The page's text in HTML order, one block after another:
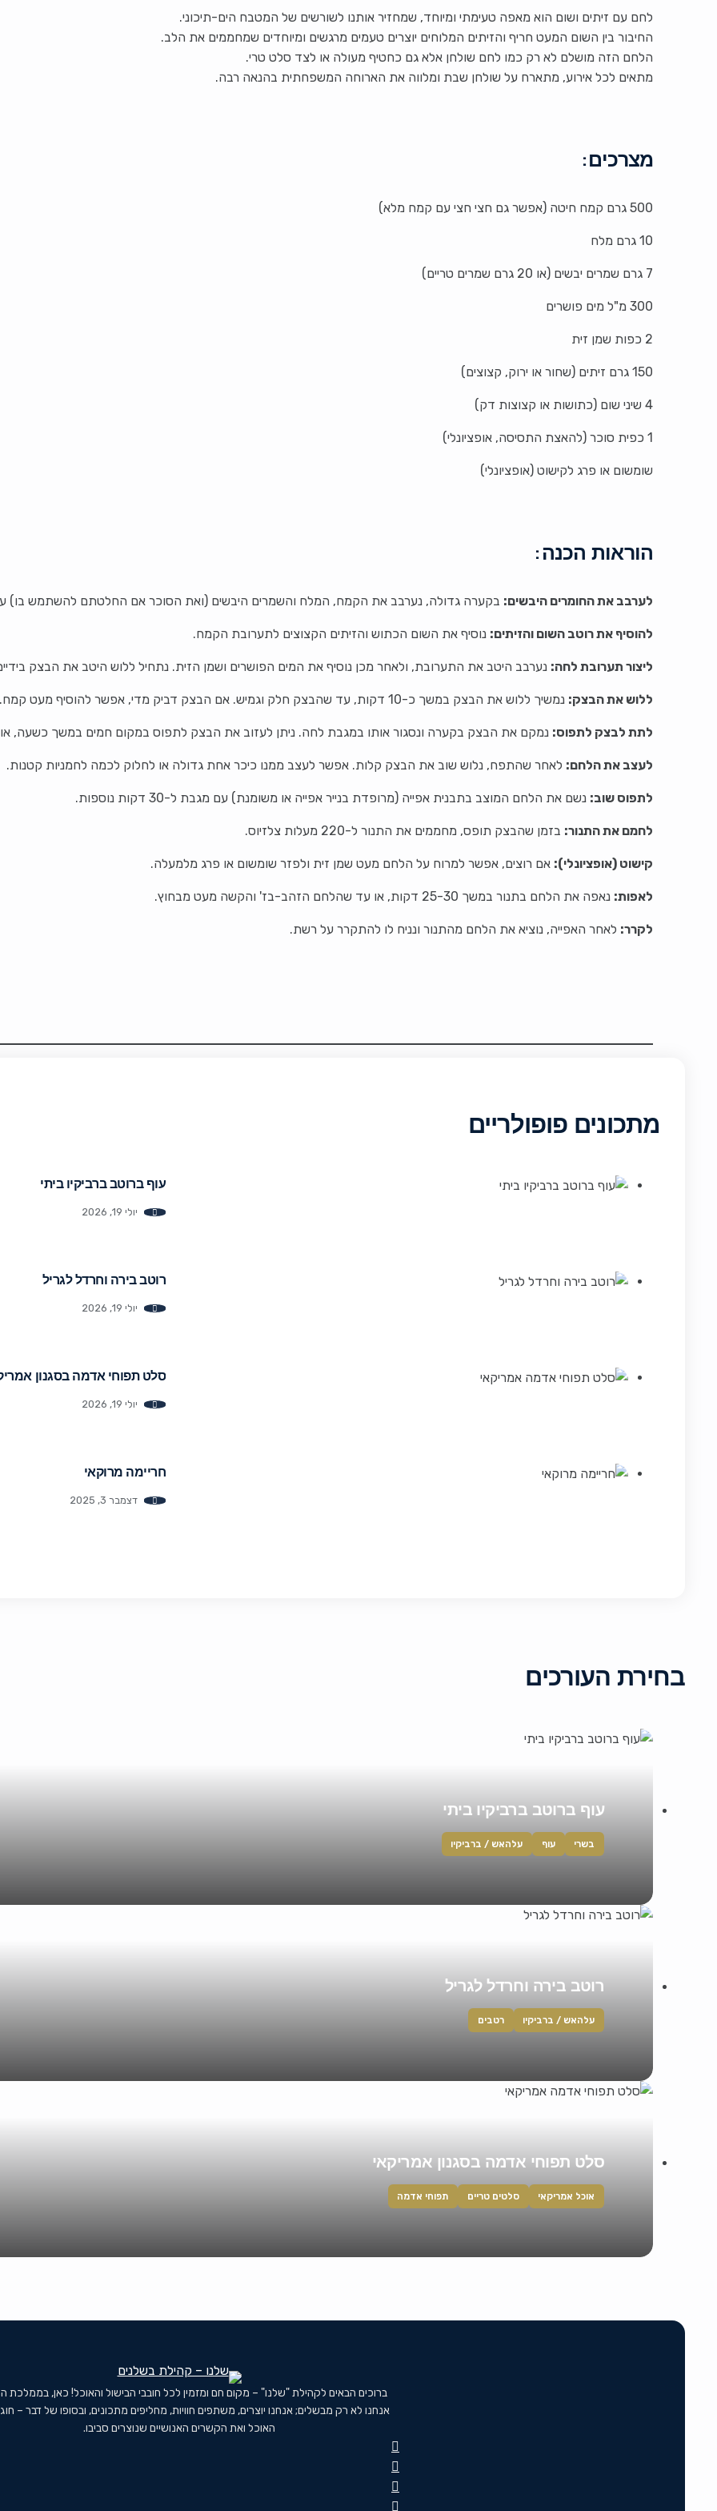
לחם עם זיתים ושום הוא מאפה טעימתי ומיוחד, שמחזיר אותנו לשורשים של המטבח הים-תיכוני.
החיבור בין השום המעט חריף והזיתים המלוחים יוצרים טעמים מרגשים ומיוחדים שמחממים את הלב.
הלחם הזה מושלם לא רק כמו לחם שולחן אלא גם כחטיף מעולה או לצד סלט טרי.
מתאים לכל אירוע, מתארח על שולחן שבת ומלווה את הארוחה המשפחתית בהנאה רבה.
מצרכים:
500 גרם קמח חיטה (אפשר גם חצי חצי עם קמח מלא)
10 גרם מלח
7 גרם שמרים יבשים (או 20 גרם שמרים טריים)
300 מ"ל מים פושרים
2 כפות שמן זית
150 גרם זיתים (שחור או ירוק, קצוצים)
4 שיני שום (כתושות או קצוצות דק)
1 כפית סוכר (להאצת התסיסה, אופציונלי)
שומשום או פרג לקישוט (אופציונלי)
הוראות הכנה:
לערבב את החומרים היבשים: בקערה גדולה, נערבב את הקמח, המלח והשמרים היבשים (ואת הסוכר אם החלטתם להשתמש
להוסיף את רוטב השום והזיתים: נוסיף את השום הכתוש והזיתים הקצוצים לתערובת הקמח.
ליצור תערובת לחה: נערבב היטב את התערובת, ולאחר מכן נוסיף את המים הפושרים ושמן הזית. נתחיל ללוש היטב את הבצק
ללוש את הבצק: נמשיך ללוש את הבצק במשך כ-10 דקות, עד שהבצק חלק וגמיש. אם הבצק דביק מדי, אפשר להוסיף מעט קמח.
לתת לבצק לתפוס: נמקם את הבצק בקערה ונסגור אותו במגבת לחה. ניתן לעזוב את הבצק לתפוס במקום חמים במשך כשעה,
לעצב את הלחם: לאחר שהתפח, נלוש שוב את הבצק קלות. אפשר לעצב ממנו כיכר אחת גדולה או לחלוק לכמה לחמניות קטנות.
לתפוס שוב: נשם את הלחם המוצב בתבנית אפייה (מרופדת בנייר אפייה או משומנת) עם מגבת ל-30 דקות נוספות.
לחמם את התנור: בזמן שהבצק תופס, מחממים את התנור ל-220 מעלות צלזיוס.
קישוט (אופציונלי): אם רוצים, אפשר למרוח על הלחם מעט שמן זית ולפזר שומשום או פרג מלמעלה.
לאפות: נאפה את הלחם בתנור במשך 25-30 דקות, או עד שהלחם הזהב-בז' והקשה מעט מבחוץ.
לקרר: לאחר האפייה, נוציא את הלחם מהתנור ונניח לו להתקרר על רשת.
מתכונים פופולריים
עוף ברוטב ברביקיו ביתי
יולי 19, 2026
רוטב בירה וחרדל לגריל
יולי 19, 2026
סלט תפוחי אדמה בסגנון
יולי 19, 2026
חריימה מרוקאי
דצמבר 3, 2025
בחירת העורכים
עוף ברוטב ברביקיו ביתי
בשרי עוף עלהאש / ברביקיו
רוטב בירה וחרדל לגריל
עלהאש / ברביקיו רטבים
סלט תפוחי אדמה בסגנון אמריקאי
אוכל אמריקאי סלטים טריים תפוחי אדמה
ברוכים הבאים לקהילת "שלנו" – מקום חם ומזמין לכל חובבי הבישול והאוכל! כאן, בממלכת
אנחנו לא רק מבשלים; אנחנו יוצרים, משתפים חוויות, מחליפים מתכונים, ובסופו של דבר –
האוכל ואת הקשרים האנושיים שנוצרים סביבו.